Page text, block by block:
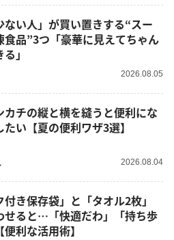
ない人」が買い置きする“スー
食品”3つ「豪華に見えてちゃん
」
2026.08.05
カチの縦と横を縫うと便利にな
い【夏の便利ワザ3選】
2026.08.04
付き保存袋」と「タオル2枚」
せると…「快適だわ」「持ち歩
利な活用術】